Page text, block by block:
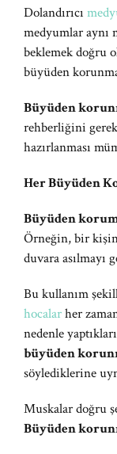
Dolandırıcı
medyumlar aynı
beklemek doğru
büyüden
Büyüden
rehberliğini
hazırlanması
Her Büyüden
Büyüden
Örneğin, bir
duvara asılmayı
Bu kullanım
hocalarher
nedenle
büyüden
söylediklerine
Muskalar doğru
Büyüden